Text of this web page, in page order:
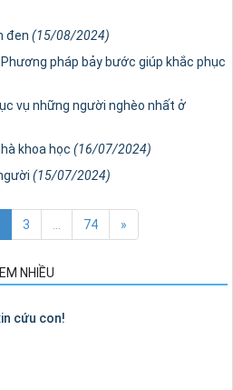
đen (15/08/2024)
pháp bảy bước giúp khắc phục
vụ những người nghèo nhất ở
khoa học (16/07/2024)
(15/07/2024)
3 74 »
NHIỀU
cứu con!